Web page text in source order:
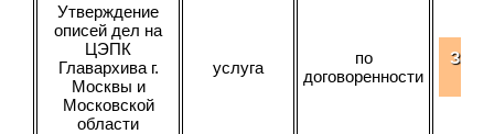
Утверждение
описей дел на
ЦЭПК
Главархива г.
Москвы и
Московской
области
услуга
по
договоренности